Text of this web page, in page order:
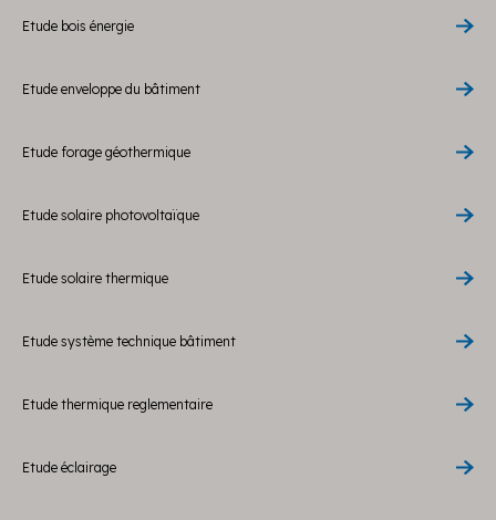
Etude bois énergie
Etude enveloppe du bâtiment
Etude forage géothermique
Etude solaire photovoltaïque
Etude solaire thermique
Etude système technique bâtiment
Etude thermique reglementaire
Etude éclairage